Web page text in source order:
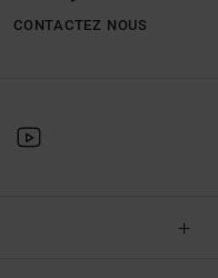
CONTACTEZ NOUS